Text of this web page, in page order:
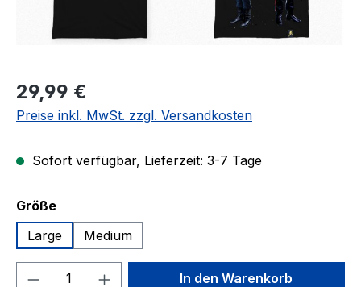
Regulärer Preis:
29,99 €
Preise inkl. MwSt. zzgl. Versandkosten
Sofort verfügbar, Lieferzeit: 3-7 Tage
Größeauswählen
Large
Medium
Produkt Anzahl: Gib denIn den Warenkorb